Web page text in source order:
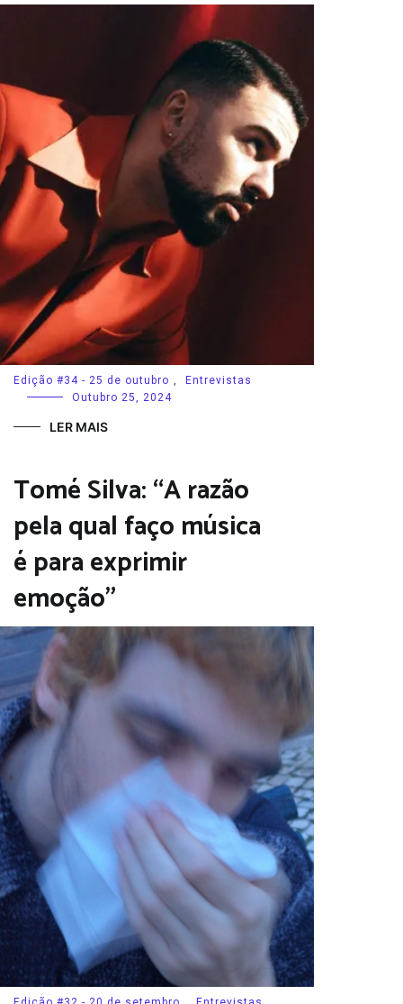
Edição #34 - 25 de outubro ,
Entrevistas
Outubro 25, 2024
LER MAIS
Tomé Silva: “A razão
pela qual faço música
é para exprimir
emoção”